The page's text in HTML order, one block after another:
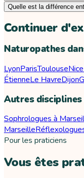
Quelle est la différence
Continuer
Naturopathes
LyonParisToulouseNice
ÉtienneLe HavreDijon
Autres
Sophrologues à
Marseille
Pour les praticiens
Vous êtes